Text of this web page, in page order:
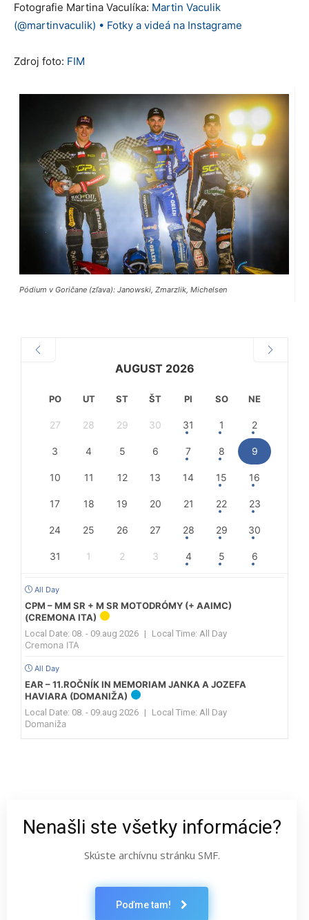
Fotografie Martina Vaculíka: Martin Vaculik
(@martinvaculik) • Fotky a videá na Instagrame
Zdroj foto: FIM
Pódium v Goričane (zľava): Janowski, Zmarzlik, Michelsen
AUGUST 2026
PO UT ST ŠT PI SO NE
27 28 29 30 31 1 2
3 4 5 6 7 8 9
10 11 12 13 14 15 16
17 18 19 20 21 22 23
24 25 26 27 28 29 30
31 1 2 3 4 5 6
All Day
CPM – MM SR + M SR MOTODRÓMY (+ AAIMC)
(CREMONA ITA)
Local Date: 08. - 09.aug 2026 | Local Time: All Day
Cremona ITA
All Day
EAR – 11.ROČNÍK IN MEMORIAM JANKA A JOZEFA
HAVIARA (DOMANIŽA)
Local Date: 08. - 09.aug 2026 | Local Time: All Day
Domaniža
Nenašli ste všetky informácie?
Skúste archívnu stránku SMF.
Poďme tam!